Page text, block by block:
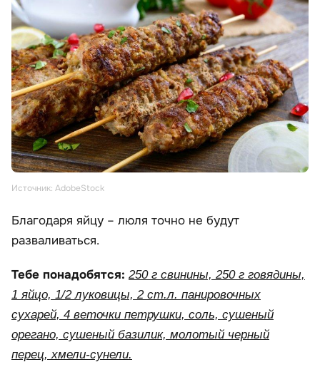
Источник: AdobeStock
Благодаря яйцу – люля точно не будут
разваливаться.
Тебе понадобятся: 250 г свинины, 250 г говядины,
1 яйцо, 1/2 луковицы, 2 ст.л. панировочных
сухарей, 4 веточки петрушки, соль, сушеный
орегано, сушеный базилик, молотый черный
перец, хмели-сунели.